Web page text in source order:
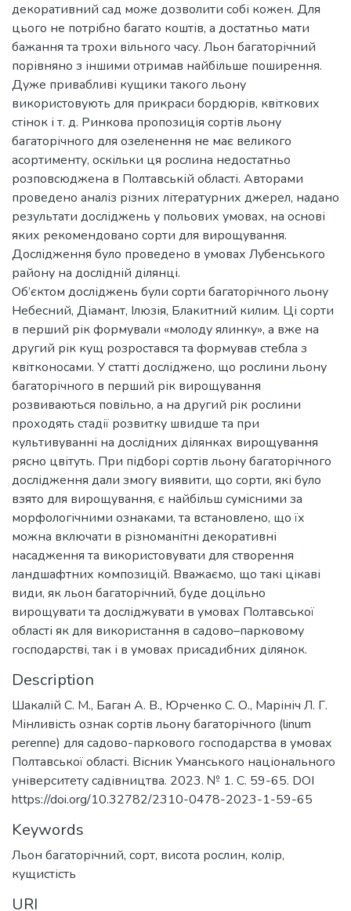
декоративний сад може дозволити собі кожен. Для
цього не потрібно багато коштів, а достатньо мати
бажання та трохи вільного часу. Льон багаторічний
порівняно з іншими отримав найбільше поширення.
Дуже привабливі кущики такого льону
використовують для прикраси бордюрів, квіткових
стінок і т. д. Ринкова пропозиція сортів льону
багаторічного для озеленення не має великого
асортименту, оскільки ця рослина недостатньо
розповсюджена в Полтавській області. Авторами
проведено аналіз різних літературних джерел, надано
результати досліджень у польових умовах, на основі
яких рекомендовано сорти для вирощування.
Дослідження було проведено в умовах Лубенського
району на дослідній ділянці.
Об’єктом досліджень були сорти багаторічного льону
Небесний, Діамант, Ілюзія, Блакитний килим. Ці сорти
в перший рік формували «молоду ялинку», a вже на
другий рік кущ розростався та формував стебла з
квітконосами. У статті досліджено, що рослини льону
багаторічного в перший рік вирощування
розвиваються повільно, а на другий рік рослини
проходять стадії розвитку швидше та при
культивуванні на дослідних ділянках вирощування
рясно цвітуть. При підборі сортів льону багаторічного
дослідження дали змогу виявити, що сорти, які було
взято для вирощування, є найбільш сумісними за
морфологічними ознаками, та встановлено, що їх
можна включати в різноманітні декоративні
насадження та використовувати для створення
ландшафтних композицій. Вважаємо, що такі цікаві
види, як льон багаторічний, буде доцільно
вирощувати та досліджувати в умовах Полтавської
області як для використання в садово–парковому
господарстві, так і в умовах присадибних ділянок.
Description
Шакалій С. М., Баган А. В., Юрченко С. О., Марініч Л. Г.
Мінливість ознак сортів льону багаторічного (linum
perenne) для садово-паркового господарства в умовах
Полтавської області. Вісник Уманського національного
університету садівництва. 2023. № 1. С. 59-65. DOI
https://doi.org/10.32782/2310-0478-2023-1-59-65
Keywords
Льон багаторічний, сорт, висота рослин, колір,
кущистість
URI